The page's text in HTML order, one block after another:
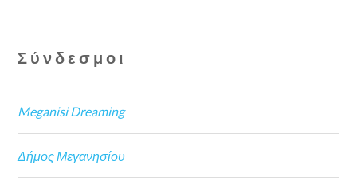
Σύνδεσμοι
Meganisi Dreaming
Δήμος Μεγανησίου